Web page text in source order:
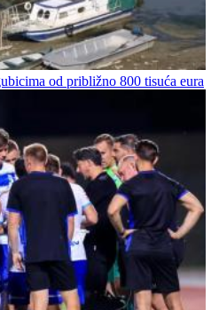
od približno 800 tisuća eura